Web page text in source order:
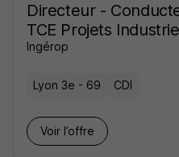
Directeur -
TCE Projets
Ingérop
Lyon 3e - 69 CDI
Voir l’offre